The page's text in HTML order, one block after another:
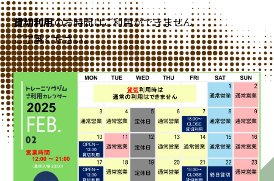
貸切利用のお時間はご利用ができません
ご了承ください。